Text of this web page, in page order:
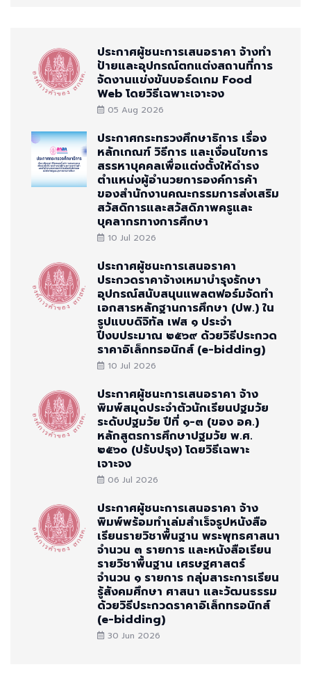
ประกาศผู้ชนะการเสนอราคา จ้างทำ
ป้ายและอุปกรณ์ตกแต่งสถานที่การ
จัดงานแข่งขันบอร์ดเกม Food
Web โดยวิธีเฉพาะเจาะจง
05 Aug 2026
ประกาศกระทรวงศึกษาธิการ เรื่อง
หลักเกณฑ์ วิธีการ และเงื่อนไขการ
สรรหาบุคคลเพื่อแต่งตั้งให้ดำรง
ตำแหน่งผู้อำนวยการองค์การค้า
ของสำนักงานคณะกรรมการส่งเสริม
สวัสดิการและสวัสดิภาพครูและ
บุคลากรทางการศึกษา
10 Jul 2026
ประกาศผู้ชนะการเสนอราคา
ประกวดราคาจ้างเหมาบำรุงรักษา
อุปกรณ์สนับสนุนแพลตฟอร์มจัดทำ
เอกสารหลักฐานการศึกษา (ปพ.) ใน
รูปแบบดิจิทัล เฟส ๑ ประจำ
ปีงบประมาณ ๒๕๖๙ ด้วยวิธีประกวด
ราคาอิเล็กทรอนิกส์ (e-bidding)
10 Jul 2026
ประกาศผู้ชนะการเสนอราคา จ้าง
พิมพ์สมุดประจำตัวนักเรียนปฐมวัย
ระดับปฐมวัย ปีที่ ๑-๓ (ของ อค.)
หลักสูตรการศึกษาปฐมวัย พ.ศ.
๒๕๖๐ (ปรับปรุง) โดยวิธีเฉพาะ
เจาะจง
06 Jul 2026
ประกาศผู้ชนะการเสนอราคา จ้าง
พิมพ์พร้อมทำเล่มสำเร็จรูปหนังสือ
เรียนรายวิชาพื้นฐาน พระพุทธศาสนา
จำนวน ๓ รายการ และหนังสือเรียน
รายวิชาพื้นฐาน เศรษฐศาสตร์
จำนวน ๑ รายการ กลุ่มสาระการเรียน
รู้สังคมศึกษา ศาสนา และวัฒนธรรม
ด้วยวิธีประกวดราคาอิเล็กทรอนิกส์
(e-bidding)
30 Jun 2026